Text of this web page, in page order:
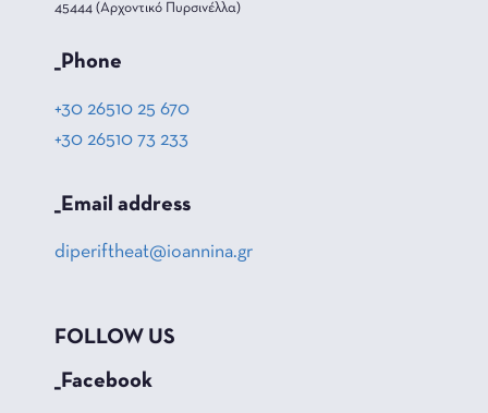
45444 (Αρχοντικό Πυρσινέλλα)
_Phone
+30 26510 25 670
+30 26510 73 233
_Email address
diperiftheat@ioannina.gr
FOLLOW US
_Facebook